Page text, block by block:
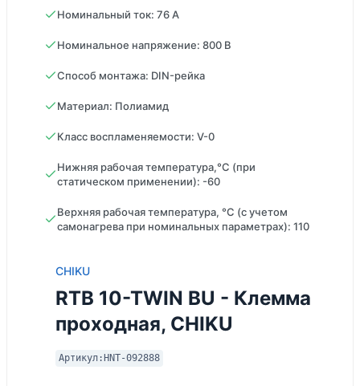
Номинальный ток: 76 А
Номинальное напряжение: 800 В
Способ монтажа: DIN-рейка
Материал: Полиамид
Класс воспламеняемости: V-0
Нижняя рабочая температура,°С (при
статическом применении): -60
Верхняя рабочая температура, °С (с учетом
самонагрева при номинальных параметрах): 110
CHIKU
RTB 10-TWIN BU - Клемма
проходная, CHIKU
Артикул: HNT-092888